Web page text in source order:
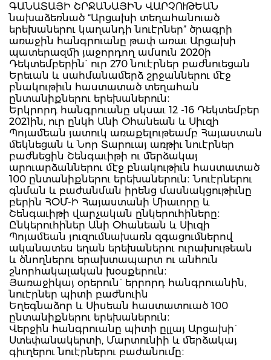
ԳԱՆԱՏԱՅԻ ՇՐՋԱՆԱՅԻՆ ՎԱՐՉՈՒԹԵԱՆ
նախաձեռնած “Արցախի տեղահանուած
երեխաներու կաղանդի նուէրներ” ծրագրի
առաջին հանգրուանը թափ առաւ Արցախի
պատերազմի յաջորդող ամսուն 2020ի
Դեկտեմբերին` ուր 270 նուէրներ բաժնուեցան
Երեւան և սահմանամերձ շրջաններու մէջ
բնակութիւն հաստատած տեղահան
ընտանիքներու երեխաներուն։
Երկրորդ հանգրուանը սկսաւ 12 -16 Դեկտեմբեր
2021ին, ուր ընկհ Անի Օհանեան և Սիւզի
Պոյամեան յատուկ առաքելութեամբ Հայաստան
մեկնեցան և Նոր Տարուայ առթիւ նուէրներ
բաժնեցին Շենգաւիթի ու մերձակայ
արուարձաններու մէջ բնակութիւն հաստատած
100 ընտանիքներու երեխաներուն։ Նուէրներու
գնման և բաժանման իրենց մասնակցութիւնը
բերին ՀՕՄ-Ի Հայաստանի Միաւորը և
Շենգաւիթի վարչական ընկերուհիները։
Ընկերուհիներ Անի Օհանեան և Սիւզի
Պոյամեան յուզումնախառն զգացումներով
ականատես եղան երեխաներու ուրախութեան
և ծնողներու երախտապարտ ու անհուն
շնորհակալական խօսքերուն։
Յառաջիկայ օրերուն` երրորդ հանգրուանին,
նուէրներ պիտի բաժնուին
Եղեգնաձոր և Սիսեան հաստատուած 100
ընտանիքներու երեխաներուն։
Վերջին հանգրուանը պիտի ըլլայ Արցախի`
Ստեփանակերտի, Մարտունիի և մերձակայ
գիւղերու նուէրներու բաժանումը։